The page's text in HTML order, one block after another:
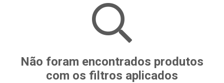
Não foram encontrados produtos
com os filtros aplicados